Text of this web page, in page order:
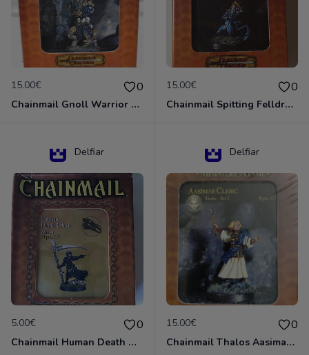
15.00€ 0
Chainmail Gnoll Warrior Dungeons & Dragons
15.00€ 0
Chainmail Spitting Felldrake
Delfiar
5.00€ 0
Chainmail Human Death Cleric
Delfiar
15.00€ 0
Chainmail Thalos Aasimar Cleric